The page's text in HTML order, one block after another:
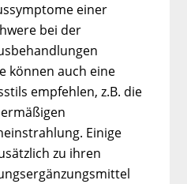
einer
bei der
können auch eine
empfehlen, z.B. die
Einige
zu ihren